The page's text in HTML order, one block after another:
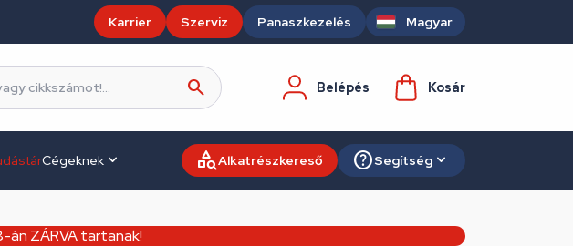
Karrier Szerviz Panaszkezelés Magyar
Belépés Kosár
Cégeknek Alkatrészkereső Segítség
án ZÁRVA tartanak!